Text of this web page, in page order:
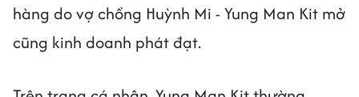
hàng do vợ chồng Huỳnh Mi - Yung Man Kit mở
cũng kinh doanh phát đạt.